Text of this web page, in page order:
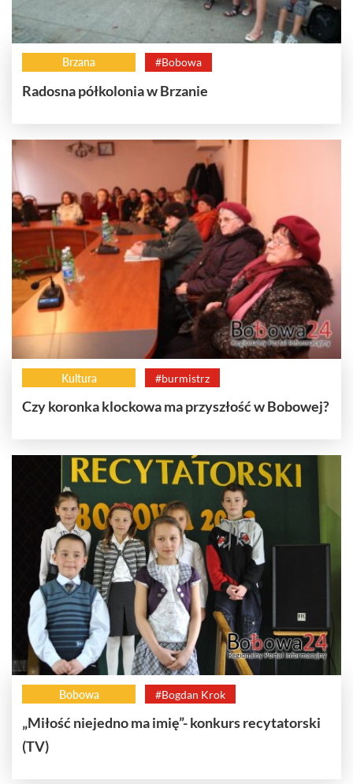
Brzana #Bobowa
Radosna półkolonia w Brzanie
Kultura #burmistrz
Czy koronka klockowa ma przyszłość w Bobowej?
Bobowa #Bogdan Krok
„Miłość niejedno ma imię”- konkurs recytatorski
(TV)